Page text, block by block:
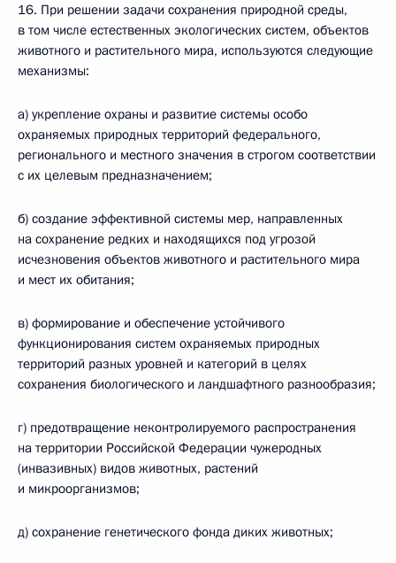
16. При решении задачи сохранения природной среды,
в том числе естественных экологических систем, объектов
животного и растительного мира, используются следующие
механизмы:
а) укрепление охраны и развитие системы особо
охраняемых природных территорий федерального,
регионального и местного значения в строгом соответствии
с их целевым предназначением;
б) создание эффективной системы мер, направленных
на сохранение редких и находящихся под угрозой
исчезновения объектов животного и растительного мира
и мест их обитания;
в) формирование и обеспечение устойчивого
функционирования систем охраняемых природных
территорий разных уровней и категорий в целях
сохранения биологического и ландшафтного разнообразия;
г) предотвращение неконтролируемого распространения
на территории Российской Федерации чужеродных
(инвазивных) видов животных, растений
и микроорганизмов;
д) сохранение генетического фонда диких животных;